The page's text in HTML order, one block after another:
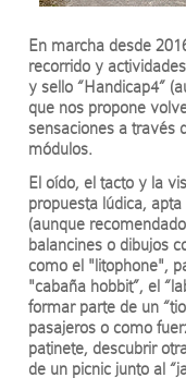
En marcha desde
recorrido y
y sello “Handicap4”
que nos propone
sensaciones a través
módulos.
El oído, el tacto y la
propuesta lúdica,
(aunque
balancines o dibujos
como el "litophone",
"cabaña hobbit”, el
formar parte de un
pasajeros o como
patinete, descubrir
de un picnic junto al